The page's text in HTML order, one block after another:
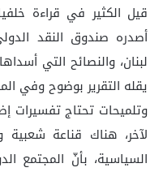
قيل الكثير في قراءة
أصدره صندوق النقد
لبنان، والنصائح التي
يقله التقرير بوضوح وفي
وتلميحات تحتاج تفسيرات
لآخر، هناك قناعة
السياسية، بأنّ المجتمع